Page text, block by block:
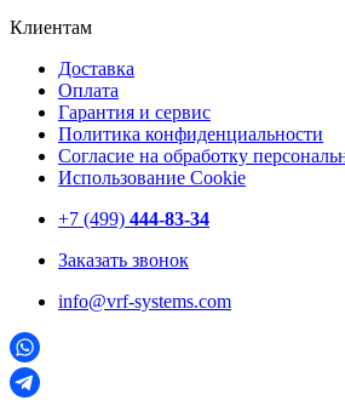
Клиентам
Доставка
Оплата
Гарантия и сервис
Политика конфиденциальности
Согласие на обработку
Использование Cookie
+7 (499) 444-83-34
Заказать звонок
info@vrf-systems.com